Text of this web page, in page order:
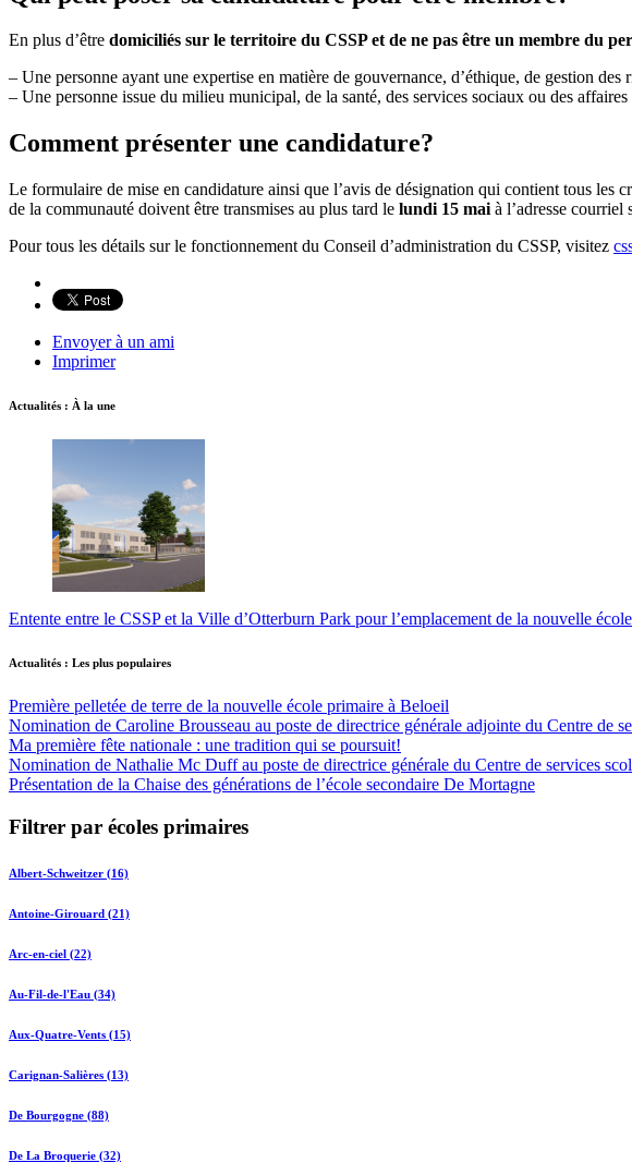
En plus d’être domiciliés sur le territoire du CSSP et de ne pas être un membre du
– Une personne ayant une expertise en matière de gouvernance, d’éthique, de gestion des
– Une personne issue du milieu municipal, de la santé, des services sociaux ou des affaires
Comment présenter une candidature?
Le formulaire de mise en candidature ainsi que l’avis de désignation qui contient tous les
de la communauté doivent être transmises au plus tard le lundi 15 mai à l’adresse courriel
Pour tous les détails sur le fonctionnement du Conseil d’administration du CSSP, visitez
Envoyer à un ami
Imprimer
Actualités : À la une
Entente entre le CSSP et la Ville d’Otterburn Park pour l’emplacement de la nouvelle
Actualités : Les plus populaires
Première pelletée de terre de la nouvelle école primaire à Beloeil
Nomination de Caroline Brousseau au poste de directrice générale adjointe du Centre de
Ma première fête nationale : une tradition qui se poursuit!
Nomination de Nathalie Mc Duff au poste de directrice générale du Centre de services
Présentation de la Chaise des générations de l’école secondaire De Mortagne
Filtrer par écoles primaires
Albert-Schweitzer (16)
Antoine-Girouard (21)
Arc-en-ciel (22)
Au-Fil-de-l'Eau (34)
Aux-Quatre-Vents (15)
Carignan-Salières (13)
De Bourgogne (88)
De La Broquerie (32)